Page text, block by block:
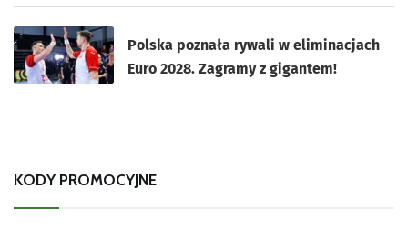
Polska poznała rywali w eliminacjach
Euro 2028. Zagramy z gigantem!
KODY PROMOCYJNE